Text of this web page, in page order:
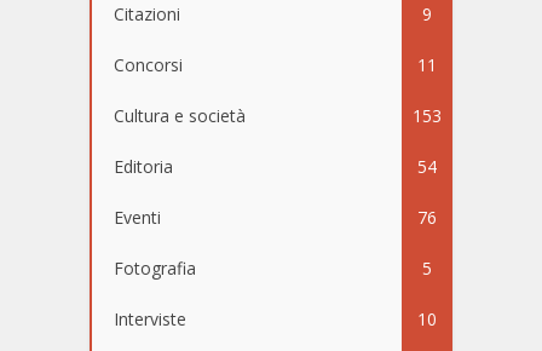
Citazioni 9
Concorsi 11
Cultura e società 153
Editoria 54
Eventi 76
Fotografia 5
Interviste 10